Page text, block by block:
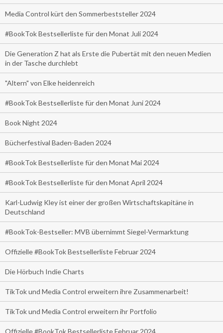
Media Control kürt den Sommerbeststeller 2024
#BookTok Bestsellerliste für den Monat Juli 2024
Die Generation Z hat als Erste die Pubertät mit den neuen Medien
in der Tasche durchlebt
"Altern" von Elke heidenreich
#BookTok Bestsellerliste für den Monat Juni 2024
Book Night 2024
Bücherfestival Baden-Baden 2024
#BookTok Bestsellerliste für den Monat Mai 2024
#BookTok Bestsellerliste für den Monat April 2024
Karl-Ludwig Kley ist einer der großen Wirtschaftskapitäne in
Deutschland
#BookTok-Bestseller: MVB übernimmt Siegel-Vermarktung
Offizielle #BookTok Bestsellerliste Februar 2024
Die Hörbuch Indie Charts
TikTok und Media Control erweitern ihre Zusammenarbeit!
TikTok und Media Control erweitern ihr Portfolio
Offizielle #BookTok Bestsellerliste Februar 2024